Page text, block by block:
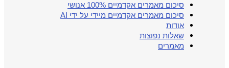
סיכום מאמרים אקדמיים 100% אנושי
סיכום מאמרים אקדמיים מיידי על ידי AI
אודות
שאלות נפוצות
מאמרים